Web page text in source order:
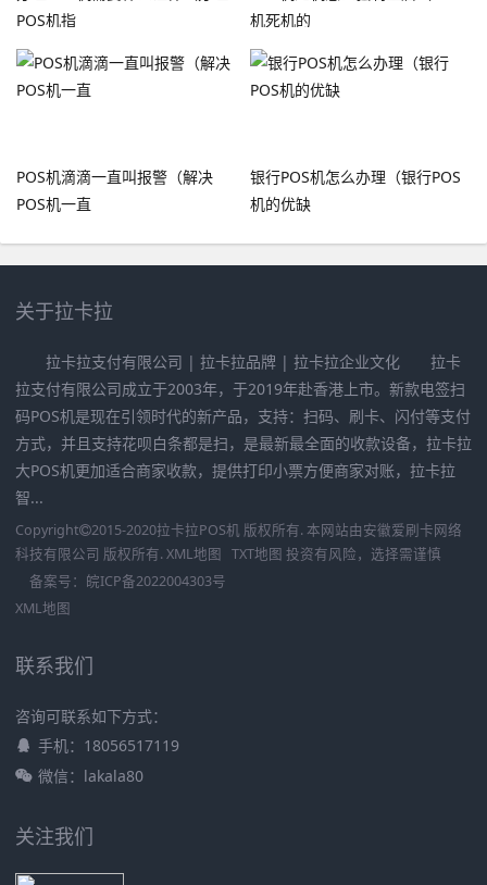
POS机指
机死机的
POS机滴滴一直叫报警（解决
POS机一直
银行POS机怎么办理（银行POS
机的优缺
关于拉卡拉
拉卡拉支付有限公司 | 拉卡拉品牌 | 拉卡拉企业文化 拉卡
拉支付有限公司成立于2003年，于2019年赴香港上市。新款电签扫
码POS机是现在引领时代的新产品，支持：扫码、刷卡、闪付等支付
方式，并且支持花呗白条都是扫，是最新最全面的收款设备，拉卡拉
大POS机更加适合商家收款，提供打印小票方便商家对账，拉卡拉
智...
Copyright 2015-2020拉卡拉POS机 版权所有. 本网站由安徽爱刷卡网络
科技有限公司 版权所有. XML地图 TXT地图 投资有风险，选择需谨慎
备案号： 皖ICP备2022004303号
XML地图
联系我们
咨询可联系如下方式：
手机：18056517119
微信：lakala80
关注我们